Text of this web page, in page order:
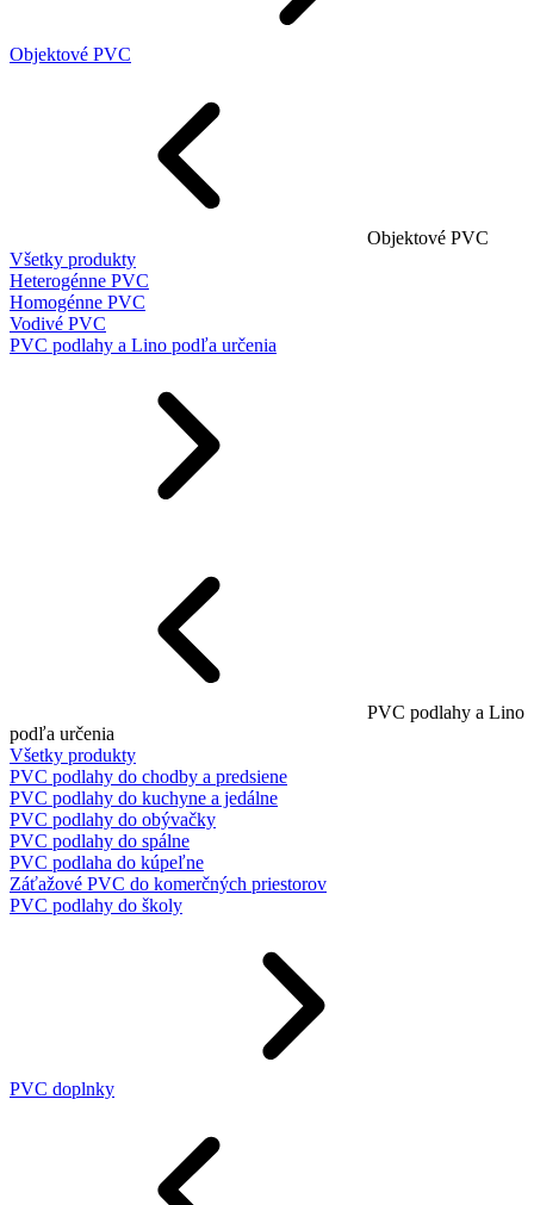
Objektové PVC
Objektové PVC
Všetky produkty
Heterogénne PVC
Homogénne PVC
Vodivé PVC
PVC podlahy a Lino podľa určenia
PVC podlahy a Lino
podľa určenia
Všetky produkty
PVC podlahy do chodby a predsiene
PVC podlahy do kuchyne a jedálne
PVC podlahy do obývačky
PVC podlahy do spálne
PVC podlaha do kúpeľne
Záťažové PVC do komerčných priestorov
PVC podlahy do školy
PVC doplnky